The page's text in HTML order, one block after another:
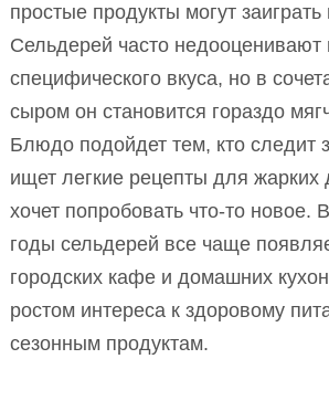
простые продукты могут
Сельдерей часто недооценивают
специфического вкуса, но в
сыром он становится гораздо
Блюдо подойдет тем, кто следит
ищет легкие рецепты для жарких
хочет попробовать что-то новое.
годы сельдерей все чаще
городских кафе и домашних
ростом интереса к здоровому
сезонным продуктам.